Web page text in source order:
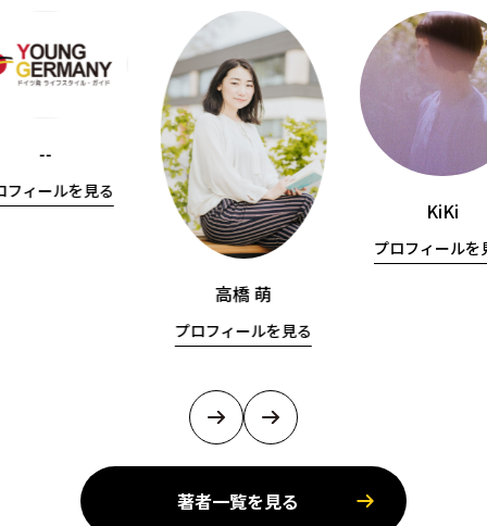
--
フィールを見る
高橋 萌
プロフィールを見る
KiKi
プロフィールを
著者一覧を見る